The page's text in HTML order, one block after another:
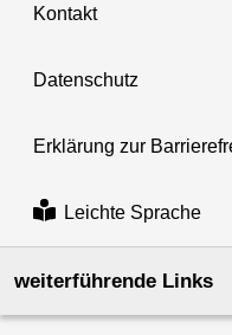
Kontakt
Datenschutz
Erklärung zur
Leichte Sprache
weiterführende Links